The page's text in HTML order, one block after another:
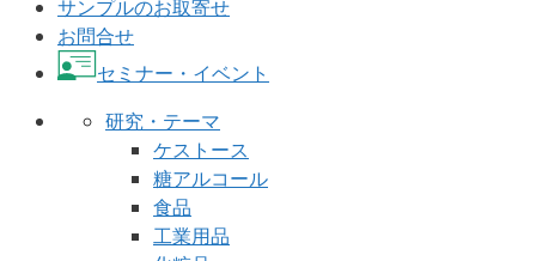
サンプルのお取寄せ
お問合せ
セミナー・イベント
研究・テーマ
ケストース
糖アルコール
食品
工業用品